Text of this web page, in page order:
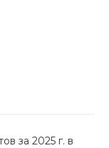
за 2025 г. в